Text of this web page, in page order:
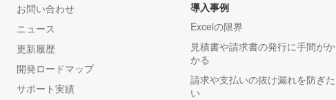
お問い合わせ
ニュース
更新履歴
開発ロードマップ
サポート実績
導入事例
Excelの限界
見積書や請求書の発行に手間がか
かる
請求や支払いの抜け漏れを防ぎた
い